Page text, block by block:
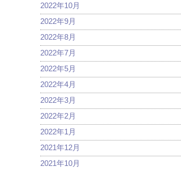
2022年10月
2022年9月
2022年8月
2022年7月
2022年5月
2022年4月
2022年3月
2022年2月
2022年1月
2021年12月
2021年10月